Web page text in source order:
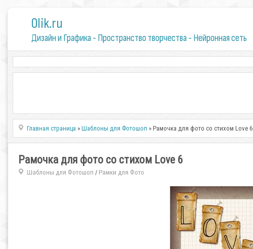
0lik.ru
Дизайн и Графика - Пространство творчества - Нейронная сеть
Главная страница »Шаблоны для Фотошоп » Рамочка для фото со стихом Love 6
Рамочка для фото со стихом Love 6
Шаблоны для Фотошоп / Рамки для Фото